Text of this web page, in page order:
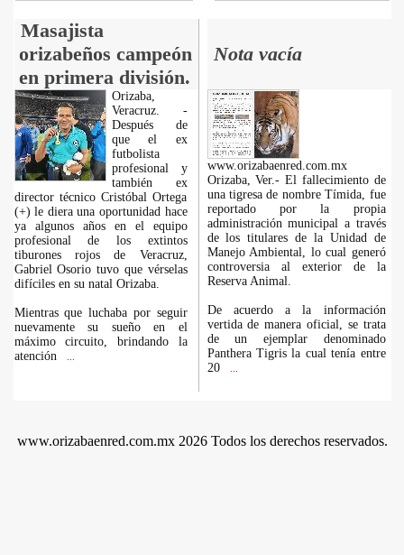
Masajista
orizabeños campeón
en primera división.
Nota vacía
Orizaba,
Veracruz. -
Después de
que el ex
futbolista
profesional y
también ex
director técnico Cristóbal Ortega
(+) le diera una oportunidad hace
ya algunos años en el equipo
profesional de los extintos
tiburones rojos de Veracruz,
Gabriel Osorio tuvo que vérselas
difíciles en su natal Orizaba.
Mientras que luchaba por seguir
nuevamente su sueño en el
máximo circuito, brindando la
atención
www.orizabaenred.com.mx
Orizaba, Ver.- El fallecimiento de
una tigresa de nombre Tímida, fue
reportado por la propia
administración municipal a través
de los titulares de la Unidad de
Manejo Ambiental, lo cual generó
controversia al exterior de la
Reserva Animal.
De acuerdo a la información
vertida de manera oficial, se trata
de un ejemplar denominado
Panthera Tigris la cual tenía entre
20
www.orizabaenred.com.mx 2026 Todos los derechos reservados.